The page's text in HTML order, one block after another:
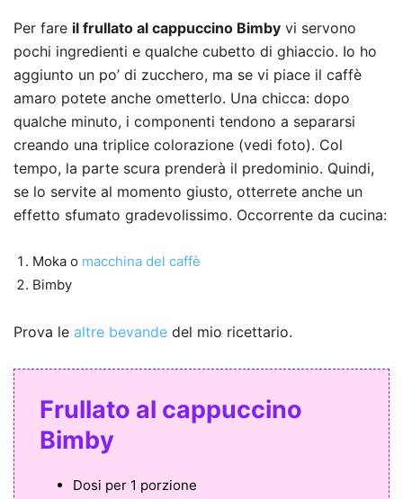
Per fare il frullato al cappuccino Bimby vi servono
pochi ingredienti e qualche cubetto di ghiaccio. Io ho
aggiunto un po’ di zucchero, ma se vi piace il caffè
amaro potete anche ometterlo. Una chicca: dopo
qualche minuto, i componenti tendono a separarsi
creando una triplice colorazione (vedi foto). Col
tempo, la parte scura prenderà il predominio. Quindi,
se lo servite al momento giusto, otterrete anche un
effetto sfumato gradevolissimo. Occorrente da cucina:
Moka o macchina del caffè
Bimby
Prova le altre bevande del mio ricettario.
Frullato al cappuccino
Bimby
Dosi per 1 porzione